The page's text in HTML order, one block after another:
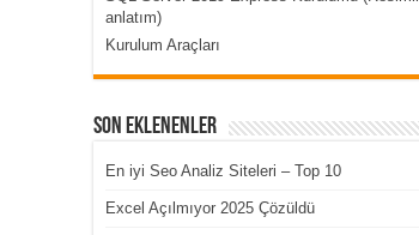
anlatım)
Kurulum Araçları
Son Eklenenler
En iyi Seo Analiz Siteleri – Top 10
Excel Açılmıyor 2025 Çözüldü